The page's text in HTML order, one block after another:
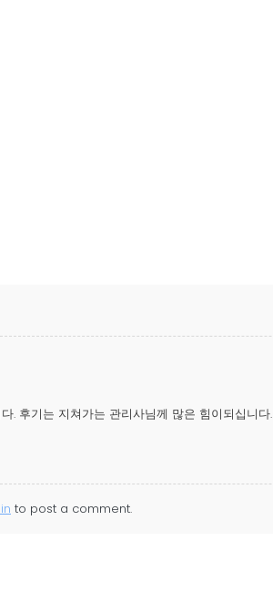
. 후기는 지쳐가는 관리사님께 많은 힘이되십니다.
to post a comment.